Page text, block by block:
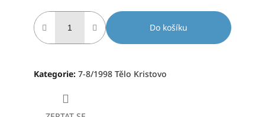
cena:
Do košíku
Kategorie: 7-8/1998 Tělo Kristovo